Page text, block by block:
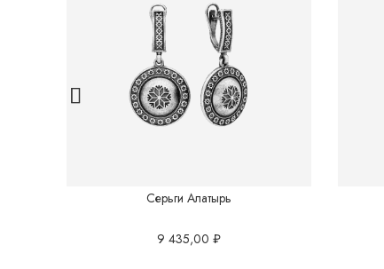
Серьги Алатырь
9 435,00 ₽